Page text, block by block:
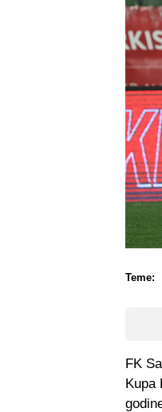
Teme:
FK
Kupa